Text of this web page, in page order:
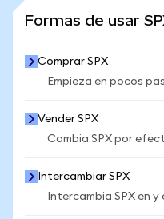
Formas de usar
Comprar SPX
Empieza en pocos
Vender SPX
Cambia SPX por
Intercambiar SPX
Intercambia SPX en